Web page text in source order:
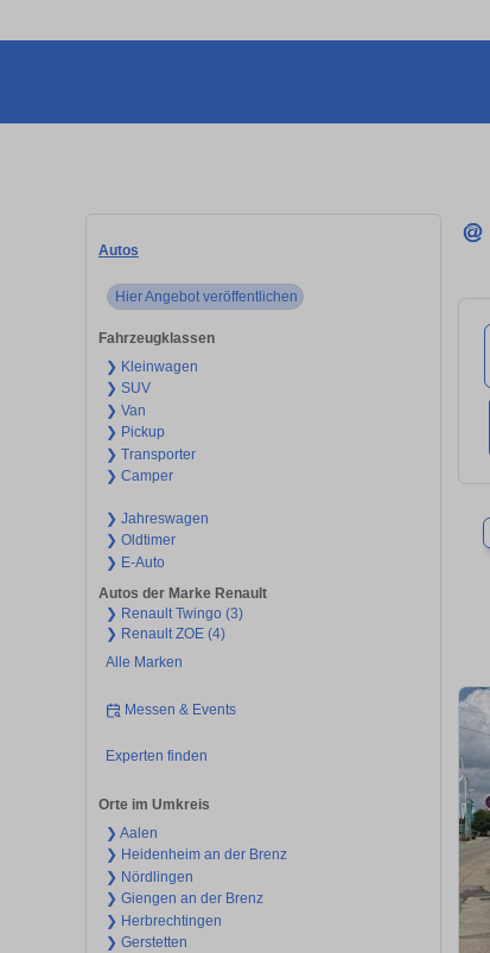
Autos
Hier Angebot veröffentlichen
Fahrzeugklassen
❯ Kleinwagen
❯ SUV
❯ Van
❯ Pickup
❯ Transporter
❯ Camper
❯ Jahreswagen
❯ Oldtimer
❯ E-Auto
Autos der Marke Renault
❯ Renault Twingo (3)
❯ Renault ZOE (4)
Alle Marken
Messen & Events
Experten finden
Orte im Umkreis
❯ Aalen
❯ Heidenheim an der Brenz
❯ Nördlingen
❯ Giengen an der Brenz
❯ Herbrechtingen
❯ Gerstetten